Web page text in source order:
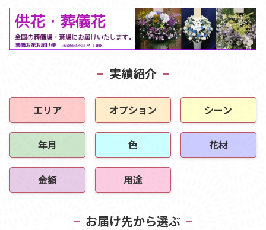
実績紹介
エリア オプション シーン
年月 色 花材
金額 用途
お届け先から選ぶ